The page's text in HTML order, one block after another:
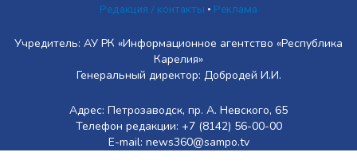
Редакция / контакты • Реклама
Учредитель: АУ РК «Информационное агентство «Республика
Карелия»
Генеральный директор: Добродей И.И.
Адрес: Петрозаводск, пр. А. Невского, 65
Телефон редакции: +7 (8142) 56-00-00
E-mail: news360@sampo.tv